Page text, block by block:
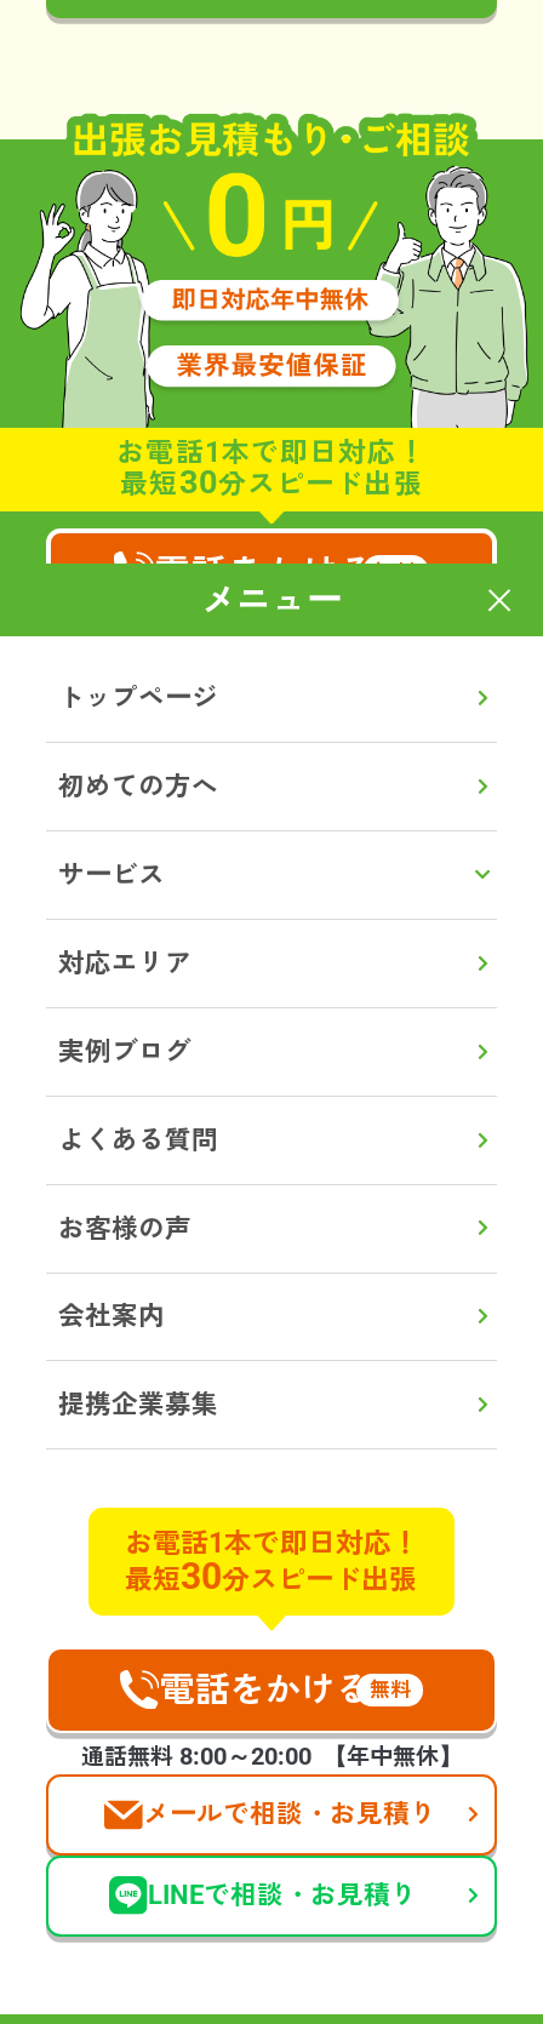
メニュー
トップページ
初めての方へ
サービス
対応エリア
実例ブログ
よくある質問
お客様の声
会社案内
提携企業募集
お電話1本で即日対応！
最短30分スピード出張
電話をかける無料
通話無料 8:00～20:00 【年中無休】
メールで相談・お見積り
LINEで相談・お見積り
お電話1本で即日対応！
最短30分スピード出張
電話をかける無料
通話無料8:00～20:00 【年中無休】
0120-357-664
通話無料8:00～20:00
メールで見積り・相談
初めての方へ対応エリアよくある質問
サービス
遺品整理遺品買取特殊清掃不用品回収
貴重品探索ゴミ屋敷片付け遺品の合同供養
不動産整理･買取ハウスクリーニング空家整理
生前整理 福祉整理
お客様の声会社案内提携企業様の募集
©2025 days,Inc